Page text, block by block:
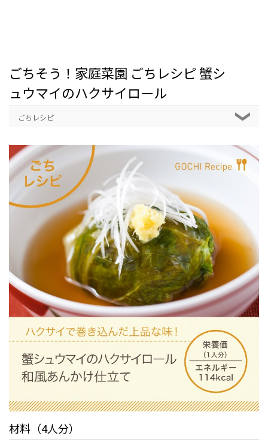
ごちそう！家庭菜園 ごちレシピ 蟹シ
ュウマイのハクサイロール
ごちレシピ
材料（4人分）